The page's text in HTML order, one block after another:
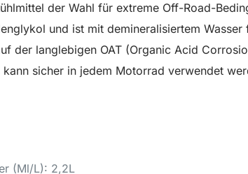
der Wahl für extreme Off-Road-
und ist mit demineralisiertem
der langlebigen OAT (Organic Acid
kann sicher in jedem Motorrad verwendet
(Ml/L): 2,2L